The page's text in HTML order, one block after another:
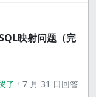
映射问题（完
了
7 月 31 日回答